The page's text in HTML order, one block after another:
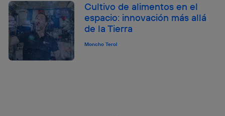
Cultivo de alimentos en el
espacio: innovación más allá
de la Tierra
Moncho Terol